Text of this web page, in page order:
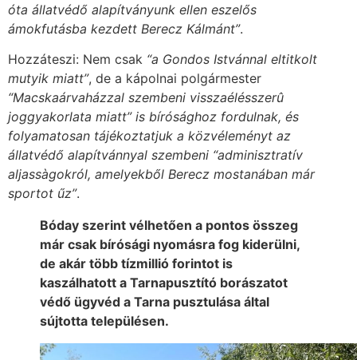
óta állatvédő alapítványunk ellen eszelős
ámokfutásba kezdett Berecz Kálmánt”.
Hozzáteszi: Nem csak “a Gondos Istvánnal eltitkolt
mutyik miatt”, de a kápolnai polgármester
“Macskaárvaházzal szembeni visszaélésszerû
joggyakorlata miatt” is bírósághoz fordulnak, és
folyamatosan tájékoztatjuk a közvéleményt az
állatvédő alapítvánnyal szembeni “adminisztratív
aljassàgokról, amelyekből Berecz mostanában már
sportot űz”.
Bóday szerint vélhetően a pontos összeg
már csak bírósági nyomásra fog kiderülni,
de akár több tízmillió forintot is
kaszálhatott a Tarnapusztító borászatot
védő ügyvéd a Tarna pusztulása által
sújtotta településen.